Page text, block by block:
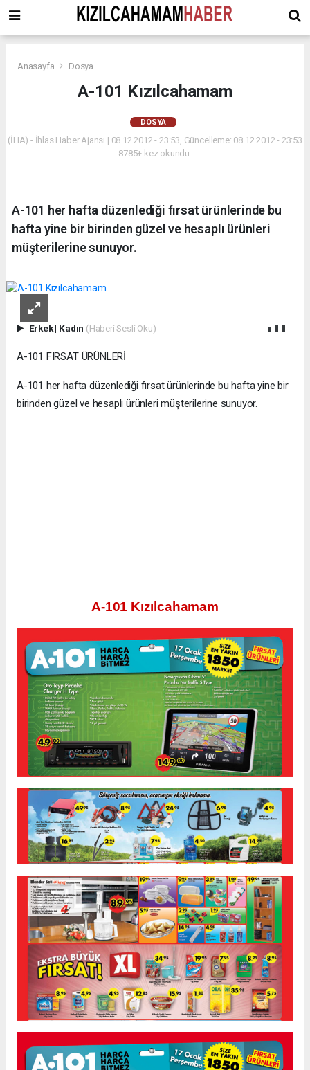
Anasayfa Dosya
A-101 Kızılcahamam
DOSYA
(İHA) - İhlas Haber Ajansı | 08.12.2012 - 23:53, Güncelleme: 08.12.2012 - 23:53
8785+ kez okundu.
A-101 her hafta düzenlediği fırsat ürünlerinde bu
hafta yine bir birinden güzel ve hesaplı ürünleri
müşterilerine sunuyor.
Erkek| Kadın (Haberi Sesli Oku)
A-101 FIRSAT ÜRÜNLERİ
A-101 her hafta düzenlediği fırsat ürünlerinde bu hafta yine bir
birinden güzel ve hesaplı ürünleri müşterilerine sunuyor.
A-101 Kızılcahamam